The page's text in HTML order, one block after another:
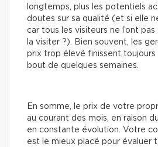
longtemps, plus les potentiels
doutes sur sa qualité (et si elle
car tous les visiteurs ne l’ont
la visiter ?). Bien souvent, les
prix trop élevé finissent toujours
bout de quelques semaines.
En somme, le prix de votre
au courant des mois, en raison
en constante évolution. Votre
est le mieux placé pour évaluer